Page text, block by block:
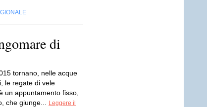
di
tornano, nelle acque
le regate di vele
un appuntamento fisso,
che giunge...
Leggere il